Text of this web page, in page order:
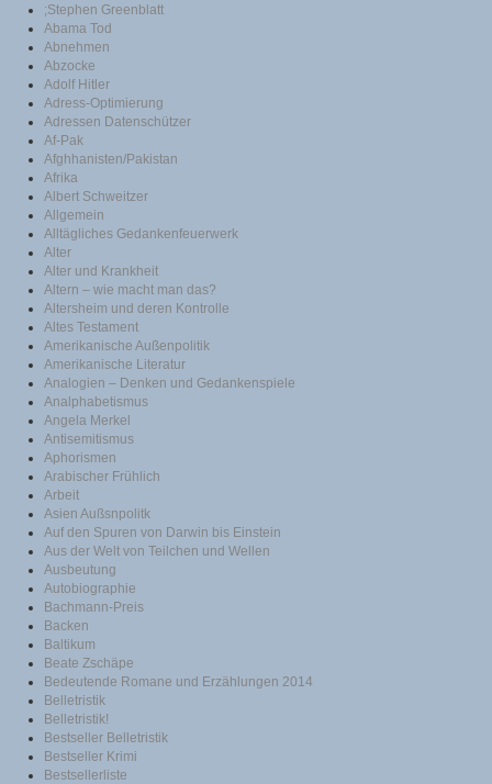
;Stephen Greenblatt
Abama Tod
Abnehmen
Abzocke
Adolf Hitler
Adress-Optimierung
Adressen Datenschützer
Af-Pak
Afghhanisten/Pakistan
Afrika
Albert Schweitzer
Allgemein
Alltägliches Gedankenfeuerwerk
Alter
Alter und Krankheit
Altern – wie macht man das?
Altersheim und deren Kontrolle
Altes Testament
Amerikanische Außenpolitik
Amerikanische Literatur
Analogien – Denken und Gedankenspiele
Analphabetismus
Angela Merkel
Antisemitismus
Aphorismen
Arabischer Frühlich
Arbeit
Asien Außsnpolitk
Auf den Spuren von Darwin bis Einstein
Aus der Welt von Teilchen und Wellen
Ausbeutung
Autobiographie
Bachmann-Preis
Backen
Baltikum
Beate Zschäpe
Bedeutende Romane und Erzählungen 2014
Belletristik
Belletristik!
Bestseller Belletristik
Bestseller Krimi
Bestsellerliste